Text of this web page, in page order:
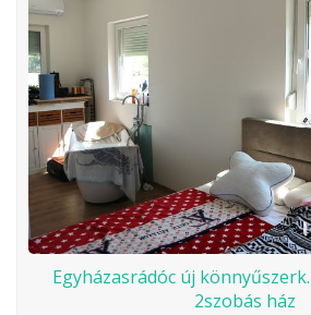
Egyházasrádóc új
2szobás ház